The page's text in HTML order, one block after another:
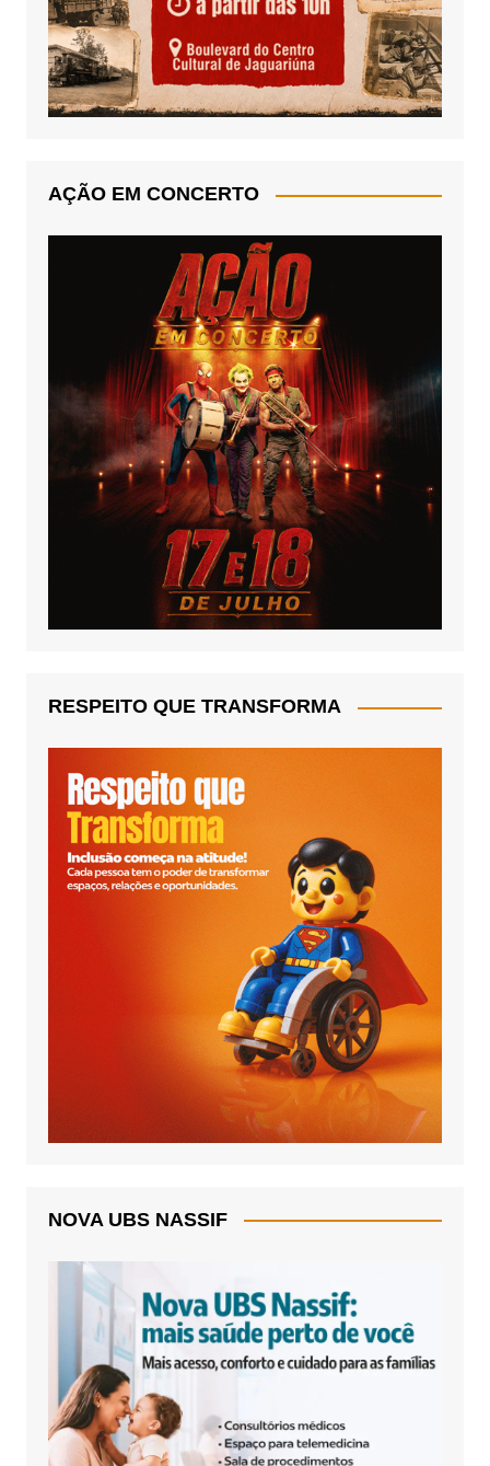
AÇÃO EM CONCERTO
RESPEITO QUE TRANSFORMA
NOVA UBS NASSIF